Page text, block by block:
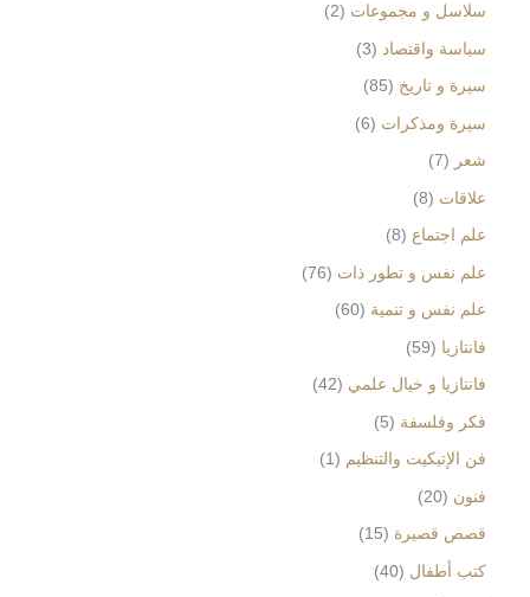
سلاسل و مجموعات 2
سياسة واقتصاد
3
سيرة و تاريخ 85
سيرة ومذكرات 6
شعر
7
علاقات 8
علم اجتماع 8
علم نفس و تطور ذات 76
علم نفس و تنمية 60
فانتازيا 59
فانتازيا و خيال علمي 42
فكر وفلسفة 5
فن الإتيكيت والتنظيم
1
فنون 20
قصص قصيرة 15
كتب أطفال 40